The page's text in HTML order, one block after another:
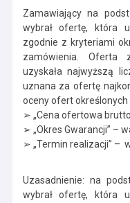
Zamawiający na
wybrał ofertę, która
zgodnie z kryteriami
zamówienia. Oferta
uzyskała najwyższą
uznana za ofertę
oceny ofert określonych
➢ „Cena ofertowa
➢ „Okres Gwarancji” –
➢ „Termin realizacji” –
Uzasadnienie: na
wybrał ofertę, która